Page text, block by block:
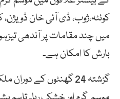
کوئٹہ،ژوب، ڈی آئی خان
میں چند مقامات پر آندھی
بارش کا امکان ہے۔
گزشتہ 24 گھنٹوں کے